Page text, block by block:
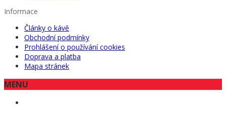
Informace
Články o kávě
Obchodní podmínky
Prohlášení o používání cookies
Doprava a platba
Mapa stránek
MENU